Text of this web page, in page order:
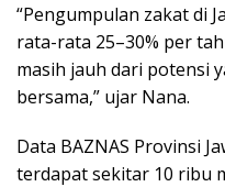
“Pengumpulan zakat di
rata-rata 25–30% per
masih jauh dari potensi
bersama,” ujar Nana.
Data BAZNAS Provinsi
terdapat sekitar 10 ribu